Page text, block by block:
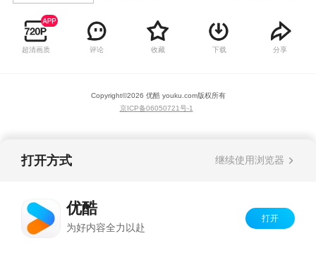
小插曲。本片以孩子们日常生活中熟悉的小区生
活为背景，讲述了主人公可可、笨笨和小区其他
居民们之间发生的温馨小故事。本片轻松活泼，
超清画质 评论 收藏 下载 分享
Copyright©2026 优酷 youku.com版权所有
京ICP备06050721号-1
打开方式 继续使用浏览器
优酷
为好内容全力以赴
打开